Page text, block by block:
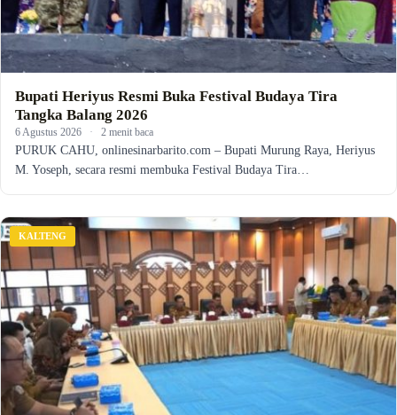
Bupati Heriyus Resmi Buka Festival Budaya Tira
Tangka Balang 2026
6 Agustus 2026 · 2 menit baca
PURUK CAHU, onlinesinarbarito.com – Bupati Murung Raya, Heriyus
M. Yoseph, secara resmi membuka Festival Budaya Tira…
KALTENG